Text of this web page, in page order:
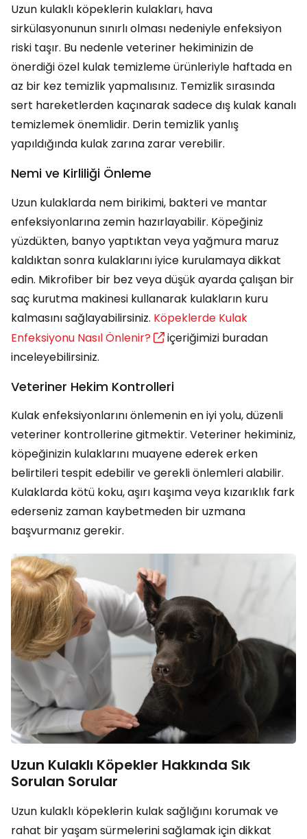
Uzun kulaklı köpeklerin kulakları, hava
sirkülasyonunun sınırlı olması nedeniyle enfeksiyon
riski taşır. Bu nedenle veteriner hekiminizin de
önerdiği özel kulak temizleme ürünleriyle haftada en
az bir kez temizlik yapmalısınız. Temizlik sırasında
sert hareketlerden kaçınarak sadece dış kulak kanalı
temizlemek önemlidir. Derin temizlik yanlış
yapıldığında kulak zarına zarar verebilir.
Nemi ve Kirliliği Önleme
Uzun kulaklarda nem birikimi, bakteri ve mantar
enfeksiyonlarına zemin hazırlayabilir. Köpeğiniz
yüzdükten, banyo yaptıktan veya yağmura maruz
kaldıktan sonra kulaklarını iyice kurulamaya dikkat
edin. Mikrofiber bir bez veya düşük ayarda çalışan bir
saç kurutma makinesi kullanarak kulakların kuru
kalmasını sağlayabilirsiniz. Köpeklerde Kulak
Enfeksiyonu Nasıl Önlenir?
içeriğimizi buradan
inceleyebilirsiniz.
Veteriner Hekim Kontrolleri
Kulak enfeksiyonlarını önlemenin en iyi yolu, düzenli
veteriner kontrollerine gitmektir. Veteriner hekiminiz,
köpeğinizin kulaklarını muayene ederek erken
belirtileri tespit edebilir ve gerekli önlemleri alabilir.
Kulaklarda kötü koku, aşırı kaşıma veya kızarıklık fark
ederseniz zaman kaybetmeden bir uzmana
başvurmanız gerekir.
Uzun Kulaklı Köpekler Hakkında Sık
Sorulan Sorular
Uzun kulaklı köpeklerin kulak sağlığını korumak ve
rahat bir yaşam sürmelerini sağlamak için dikkat